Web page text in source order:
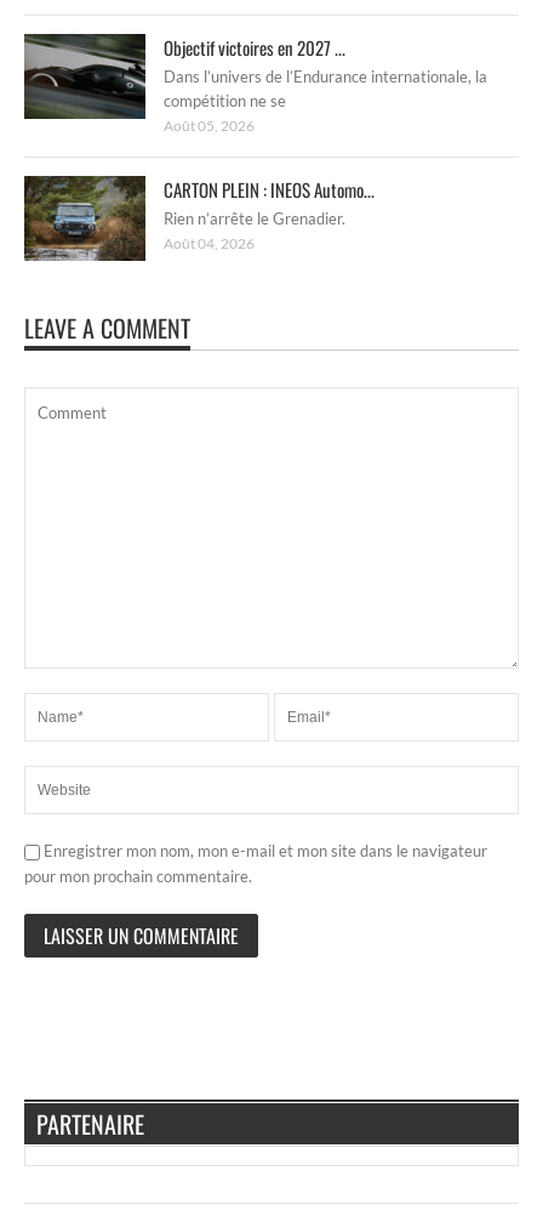
Objectif victoires en 2027 ...
Dans l’univers de l’Endurance internationale, la
compétition ne se
Août 05, 2026
CARTON PLEIN : INEOS Automo...
Rien n’arrête le Grenadier.
Août 04, 2026
LEAVE A COMMENT
Enregistrer mon nom, mon e-mail et mon site dans le navigateur
pour mon prochain commentaire.
PARTENAIRE